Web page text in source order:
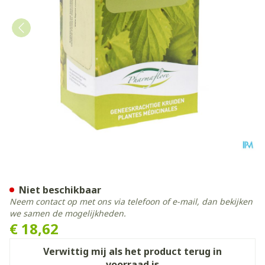
€ 18,62
Verwittig mij als het product terug in
Niet beschikbaar
Neem contact op met ons via telefoon of e-mail, dan bekijken
we samen de mogelijkheden.